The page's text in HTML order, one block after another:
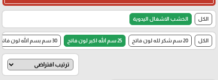
الكل الخشب الاشغال اليدوية
الكل 20 سم شكر لله لون فاتح 25 سم الله اكبر لون فاتح 30 سم بسم الله لون فاتح